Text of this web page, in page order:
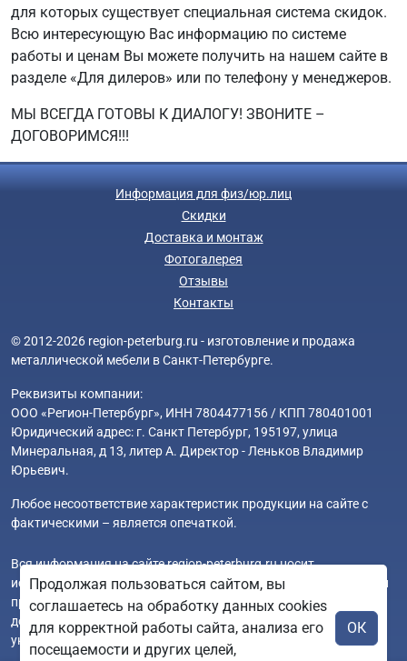
для которых существует специальная система скидок.
Всю интересующую Вас информацию по системе
работы и ценам Вы можете получить на нашем сайте в
разделе «Для дилеров» или по телефону у менеджеров.
МЫ ВСЕГДА ГОТОВЫ К ДИАЛОГУ! ЗВОНИТЕ –
ДОГОВОРИМСЯ!!!
Информация для физ/юр.лиц
Скидки
Доставка и монтаж
Фотогалерея
Отзывы
Контакты
© 2012-2026 region-peterburg.ru - изготовление и продажа
металлической мебели в Санкт-Петербурге.
Реквизиты компании:
ООО «Регион-Петербург», ИНН 7804477156 / КПП 780401001
Юридический адрес: г. Санкт Петербург, 195197, улица
Минеральная, д 13, литер А. Директор - Леньков Владимир
Юрьевич.
Любое несоответствие характеристик продукции на сайте с
фактическими – является опечаткой.
Вся информация на сайте region-peterburg.ru носит
исключительно ознакомительный и справочный характер и ни
при каких условиях не является публичной офертой. Всю
дополнительную информацию можно узнать по телефонам
указанным на сайте.
Продолжая пользоваться сайтом, вы
соглашаетесь на обработку данных cookies
для корректной работы сайта, анализа его
посещаемости и других целей,
ОК